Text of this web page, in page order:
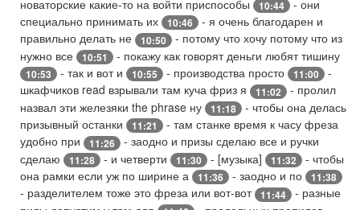
новаторские какие-то на войти приспособы 10:44
- они
специально принимать их
10:46
- я очень благодарен и
правильно делать не
10:50
- потому что хочу потому что из
нужно все
10:51 - покажу как говорят деньги любят тишину
10:53 - так и вот и 10:55 - производства просто 11:00
-
шкафчиков read взрывали там куча фриз я
11:02
- пролил
назвал эти железяки the phrase ну
11:18
- чтобы она делась
призывный останки
11:21
- там станке время к часу фреза
удобно при
11:26
- заодно и призы сделаю все и ручки
сделаю
11:28 - и четверти 11:30 - [музыка] 11:32
- чтобы
она рамки если уж по ширине а
11:36 - заодно и по 11:38
- разделителем тоже это фреза или вот-вот 11:44
- разные